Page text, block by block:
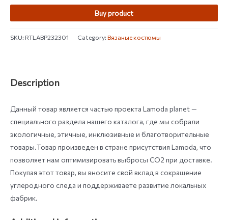
Buy product
SKU:RTLABP232301 Category:Вязаные костюмы
Description
Данный товар является частью проекта Lamoda planet —
специального раздела нашего каталога, где мы собрали
экологичные, этичные, инклюзивные и благотворительные
товары.Товар произведен в стране присутствия Lamoda, что
позволяет нам оптимизировать выбросы СО2 при доставке.
Покупая этот товар, вы вносите свой вклад в сокращение
углеродного следа и поддерживаете развитие локальных
фабрик.